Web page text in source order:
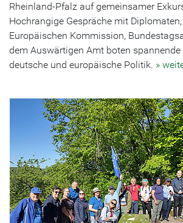
Rheinland-Pfalz auf gemeinsamer
Hochrangige Gespräche mit
Europäischen Kommission,
dem Auswärtigen Amt boten
deutsche und europäische Politik. »